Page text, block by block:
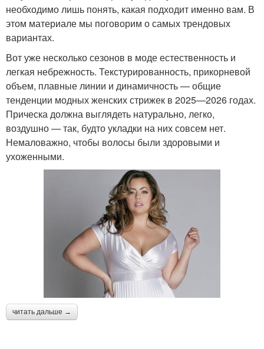
необходимо лишь понять, какая подходит именно вам. В
этом материале мы поговорим о самых трендовых
вариантах.
Вот уже несколько сезонов в моде естественность и
легкая небрежность. Текстурированность, прикорневой
объем, плавные линии и динамичность — общие
тенденции модных женских стрижек в 2025—2026 годах.
Прическа должна выглядеть натурально, легко,
воздушно — так, будто укладки на них совсем нет.
Немаловажно, чтобы волосы были здоровыми и
ухоженными.
читать дальше →